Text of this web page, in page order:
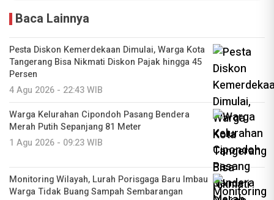
Baca Lainnya
Pesta Diskon Kemerdekaan Dimulai, Warga Kota
Tangerang Bisa Nikmati Diskon Pajak hingga 45
Persen
4 Agu 2026 - 22:43 WIB
Warga Kelurahan Cipondoh Pasang Bendera
Merah Putih Sepanjang 81 Meter
1 Agu 2026 - 09:23 WIB
Monitoring Wilayah, Lurah Porisgaga Baru Imbau
Warga Tidak Buang Sampah Sembarangan